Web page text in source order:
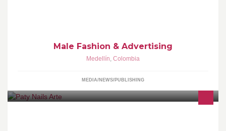
Male Fashion & Advertising
Medellín, Colombia
MEDIA/NEWS/PUBLISHING